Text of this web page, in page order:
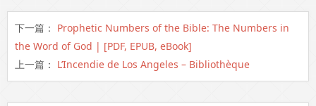
下一篇： Prophetic Numbers of the Bible: The Numbers in
the Word of God | [PDF, EPUB, eBook]
上一篇： L’Incendie de Los Angeles – Bibliothèque